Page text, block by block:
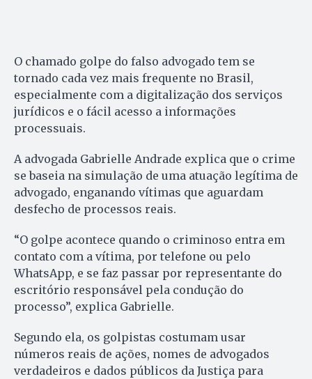
O chamado golpe do falso advogado tem se
tornado cada vez mais frequente no Brasil,
especialmente com a digitalização dos serviços
jurídicos e o fácil acesso a informações
processuais.
A advogada Gabrielle Andrade explica que o crime
se baseia na simulação de uma atuação legítima de
advogado, enganando vítimas que aguardam
desfecho de processos reais.
“O golpe acontece quando o criminoso entra em
contato com a vítima, por telefone ou pelo
WhatsApp, e se faz passar por representante do
escritório responsável pela condução do
processo”, explica Gabrielle.
Segundo ela, os golpistas costumam usar
números reais de ações, nomes de advogados
verdadeiros e dados públicos da Justiça para